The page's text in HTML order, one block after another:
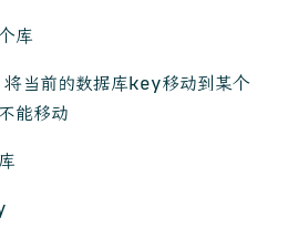
库
前的数据库key移动到某个
能移动